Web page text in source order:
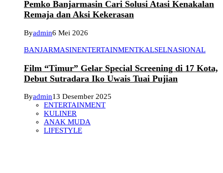
Pemko Banjarmasin Cari Solusi Atasi Kenakalan
Remaja dan Aksi Kekerasan
Byadmin6 Mei 2026
BANJARMASINENTERTAINMENTKALSELNASIONAL
Film “Timur” Gelar Special Screening di 17 Kota,
Debut Sutradara Iko Uwais Tuai Pujian
Byadmin13 Desember 2025
ENTERTAINMENT
KULINER
ANAK MUDA
LIFESTYLE